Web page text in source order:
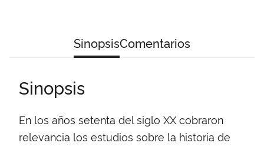
SinopsisComentarios
Sinopsis
En los años setenta del siglo XX cobraron
relevancia los estudios sobre la historia de